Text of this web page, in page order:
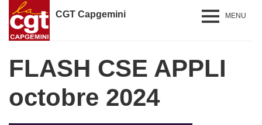
CGT Capgemini MENU
FLASH CSE APPLI
octobre 2024